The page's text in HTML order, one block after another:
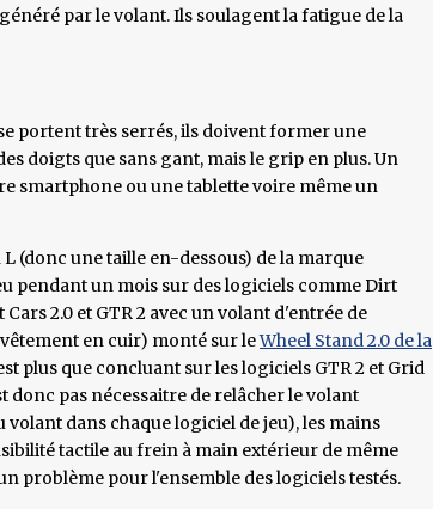
par le volant. Ils soulagent la fatigue de la
portent très serrés, ils doivent former une
doigts que sans gant, mais le grip en plus. Un
smartphone ou une tablette voire même un
(donc une taille en-dessous) de la marque
pendant un mois sur des logiciels comme Dirt
Cars 2.0 et GTR 2 avec un volant d'entrée de
en cuir) monté sur leWheel Stand 2.0 de la
plus que concluant sur les logiciels GTR 2 et Grid
donc pas nécessaitre de relâcher le volant
dans chaque logiciel de jeu), les mains
tactile au frein à main extérieur de même
problème pour l'ensemble des logiciels testés.